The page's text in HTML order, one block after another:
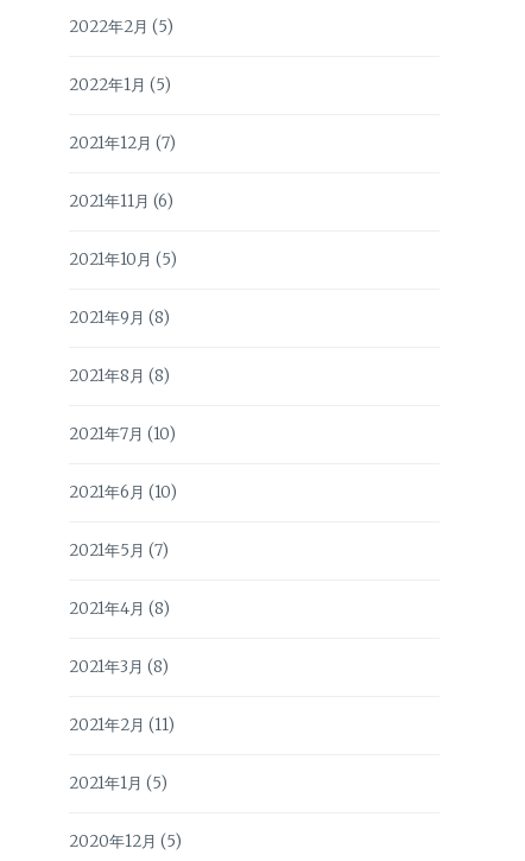
2022年2月 (5)
2022年1月 (5)
2021年12月 (7)
2021年11月 (6)
2021年10月 (5)
2021年9月 (8)
2021年8月 (8)
2021年7月 (10)
2021年6月 (10)
2021年5月 (7)
2021年4月 (8)
2021年3月 (8)
2021年2月 (11)
2021年1月 (5)
2020年12月 (5)